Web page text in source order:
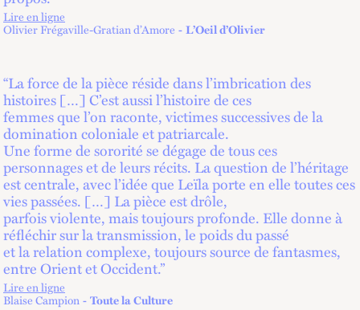
Lire en ligne
Olivier Frégaville-Gratian d’Amore
L’Oeil d’Olivier
“La force de la pièce réside dans l’imbrication des
histoires […] C’est aussi l’histoire de ces
femmes que l’on raconte, victimes successives de la
domination coloniale et patriarcale.
Une forme de sororité se dégage de tous ces
personnages et de leurs récits. La question de l’héritage
est centrale, avec l’idée que Leïla porte en elle toutes ces
vies passées. […] La pièce est drôle,
parfois violente, mais toujours profonde. Elle donne à
réfléchir sur la transmission, le poids du passé
et la relation complexe, toujours source de fantasmes,
entre Orient et Occident.”
Lire en ligne
Blaise Campion
Toute la Culture